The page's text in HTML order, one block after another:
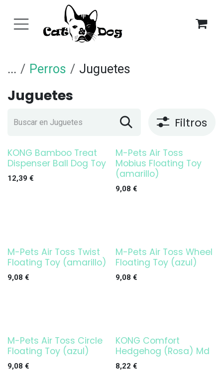
... Perros Juguetes
Juguetes
Filtros
KONG Bamboo Treat
Dispenser Ball Dog Toy
12,39 €
M-Pets Air Toss
Mobius Floating Toy
(amarillo)
9,08 €
M-Pets Air Toss Twist
Floating Toy (amarillo)
9,08 €
M-Pets Air Toss Wheel
Floating Toy (azul)
9,08 €
M-Pets Air Toss Circle
Floating Toy (azul)
9,08 €
Agotado
KONG Comfort
Hedgehog (Rosa) Md
8,22 €